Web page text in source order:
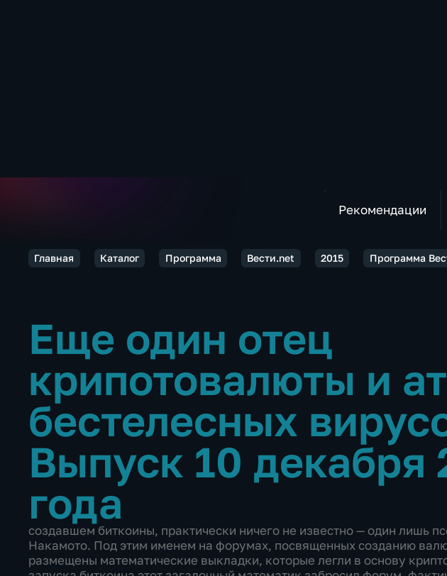
Рекомендации
Главная Каталог Программа Вести.net 2015 Программа
Еще один отец
крипотовалюты и
бестелесных
Выпуск 10 декабря
года
создавшем биткоины, практически ничего не известно — один лишь
Накамото. Под этим именем на форумах, посвященных созданию
размещены математические выкладки, которые легли в основу